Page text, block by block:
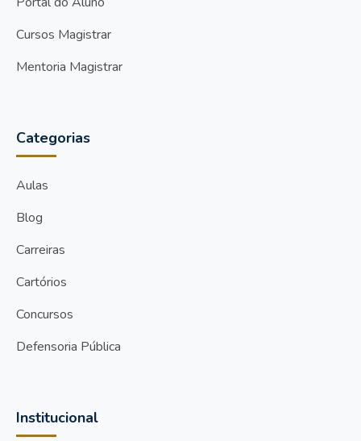
Cursos Magistrar
Mentoria Magistrar
Categorias
Aulas
Blog
Carreiras
Cartórios
Concursos
Defensoria Pública
Institucional